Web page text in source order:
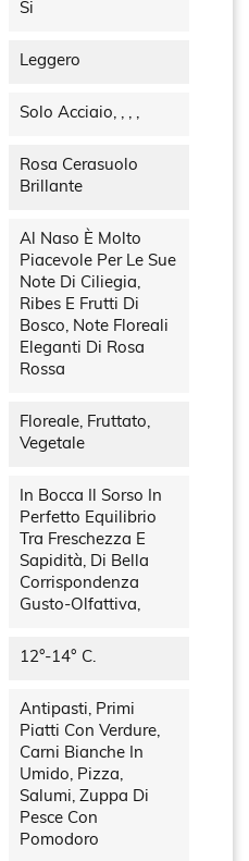
Si
Leggero
Solo Acciaio, , , ,
Rosa Cerasuolo
Brillante
Al Naso È Molto
Piacevole Per Le Sue
Note Di Ciliegia,
Ribes E Frutti Di
Bosco, Note Floreali
Eleganti Di Rosa
Rossa
Floreale, Fruttato,
Vegetale
In Bocca Il Sorso In
Perfetto Equilibrio
Tra Freschezza E
Sapidità, Di Bella
Corrispondenza
Gusto-Olfattiva,
12°-14° C.
Antipasti, Primi
Piatti Con Verdure,
Carni Bianche In
Umido, Pizza,
Salumi, Zuppa Di
Pesce Con
Pomodoro